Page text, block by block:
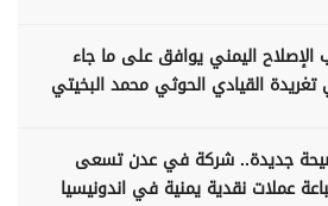
الإصلاح اليمني يوافق على ما جاء
القيادي الحوثي محمد البخيتي
جديدة.. شركة في عدن تسعى
عملات نقدية يمنية في اندونيسيا